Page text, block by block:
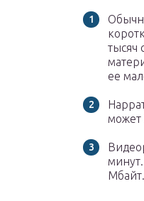
тысяч
ее
может
Мбайт.